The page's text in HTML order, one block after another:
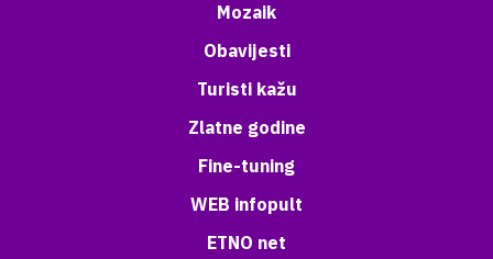
Mozaik
Obavijesti
Turisti kažu
Zlatne godine
Fine-tuning
WEB infopult
ETNO net